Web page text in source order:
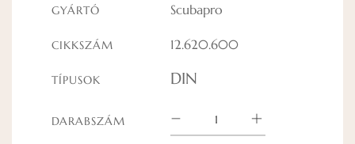
GYÁRTÓ Scubapro
CIKKSZÁM 12.620.600
TÍPUSOK DIN
DARABSZÁM